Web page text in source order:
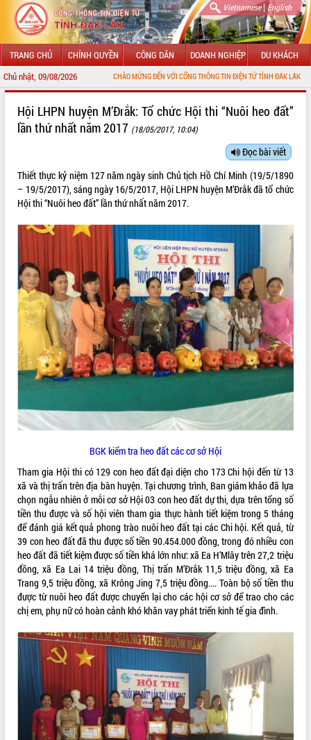
Vietnamese| English
TRANG CHỦ CHÍNH QUYỀN CÔNG DÂN DOANH NGHIỆP DU KHÁCH
Chủ nhật, 09/08/2026CHÀO MỪNG ĐẾN VỚI CỔNG THÔNG TIN ĐIỆN TỬ TỈNH ĐẮK LẮK
LÃNH ĐẠO UBND TỈNH
SỞ, BAN, NGÀNH
THÔNG TIN CHỈ ĐẠO ĐIỀU HÀNH
HỆ THỐNG VĂN BẢN
VĂN BẢN HĐND TỈNH
ĐIỂM TIN VĂN BẢN
QUY HOẠCH - KẾ HOẠCH
VIDEO
Không có file video nào để phát.
ALBUM ẢNH
Hội LHPN huyện M’Đrắk: Tổ chức Hội thi “Nuôi heo đất”
lần thứ nhất năm 2017 (18/05/2017, 10:04)
Đọc bài viết
Thiết thực kỷ niệm 127 năm ngày sinh Chủ tịch Hồ Chí Minh (19/5/1890
– 19/5/2017), sáng ngày 16/5/2017, Hội LHPN huyện M’Đrắk đã tổ chức
Hội thi “Nuôi heo đất” lần thứ nhất năm 2017.
BGK kiểm tra heo đất các cơ sở Hội
Tham gia Hội thi có 129 con heo đất đại diện cho 173 Chi hội đến từ 13
xã và thị trấn trên địa bàn huyện. Tại chương trình, Ban giám khảo đã lựa
chọn ngẫu nhiên ở mỗi cơ sở Hội 03 con heo đất dự thi, dựa trên tổng số
tiền thu được và số hội viên tham gia thực hành tiết kiệm trong 5 tháng
để đánh giá kết quả phong trào nuôi heo đất tại các Chi hội. Kết quả, từ
39 con heo đất đã thu được số tiền 90.454.000 đồng, trong đó nhiều con
heo đất đã tiết kiệm được số tiền khá lớn như: xã Ea H’Mlây trên 27,2 triệu
đồng, xã Ea Lai 14 triệu đồng, Thị trấn M’Đrắk 11,5 triệu đồng, xã Ea
Trang 9,5 triệu đồng, xã Krông Jing 7,5 triệu đồng.... Toàn bộ số tiền thu
được từ nuôi heo đất được chuyển lại cho các hội cơ sở để trao cho các
chị em, phụ nữ có hoàn cảnh khó khăn vay phát triển kinh tế gia đình.